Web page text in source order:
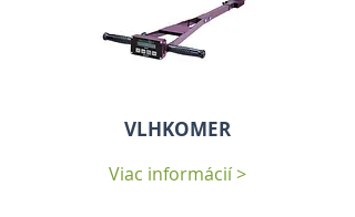
VLHKOMER
Viac informácií >